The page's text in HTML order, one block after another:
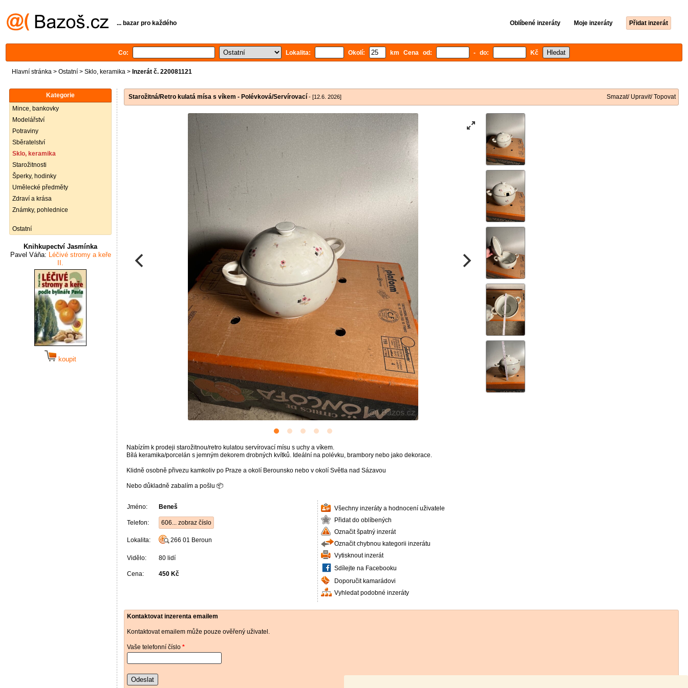
... bazar pro každého Oblíbené inzeráty Moje inzeráty Přidat inzerát
Co: Lokalita: Okolí: km Cena od: - do: Kč
Hlavní stránka > Ostatní > Sklo, keramika > Inzerát č. 220081121
Kategorie
Mince, bankovky
Modelářství
Potraviny
Sběratelství
Sklo, keramika
Starožitnosti
Šperky, hodinky
Umělecké předměty
Zdraví a krása
Známky, pohlednice
Ostatní
Knihkupectví Jasmínka
Pavel Váňa: Léčivé stromy a keře
II.
koupit
Starožitná/Retro kulatá mísa s víkem - Polévková/Servírovací - [12.6. 2026] Smazat/ Upravit/ Topovat
Nabízím k prodeji starožitnou/retro kulatou servírovací mísu s uchy a víkem.
Bílá keramika/porcelán s jemným dekorem drobných kvítků. Ideální na polévku, brambory nebo jako dekorace.
Klidně osobně přivezu kamkoliv po Praze a okolí Berounsko nebo v okolí Světla nad Sázavou
Nebo důkladně zabalím a pošlu 📦
Jméno: Beneš
Telefon: 606... zobraz číslo
Lokalita: 266 01 Beroun
Vidělo: 80 lidí
Cena: 450 Kč
Všechny inzeráty a hodnocení uživatele
Přidat do oblíbených
Označit špatný inzerát
Označit chybnou kategorii inzerátu
Vytisknout inzerát
Sdílejte na Facebooku
Doporučit kamarádovi
Vyhledat podobné inzeráty
Kontaktovat inzerenta emailem
Kontaktovat emailem může pouze ověřený uživatel.
Vaše telefonní číslo *
Odeslat